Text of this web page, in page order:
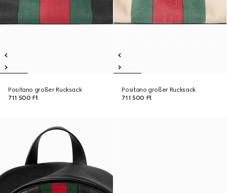
Positano großer Rucksack
711 500 Ft
Positano großer Rucksack
711 500 Ft